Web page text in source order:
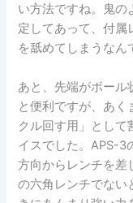
い方法ですね。鬼の
定してあって、付属
を舐めてしまうなん
あと、先端がボール
と便利ですが、あ
クル回す用」とし
イスでした。APS-3
方向からレンチを差
の六角レンチでない